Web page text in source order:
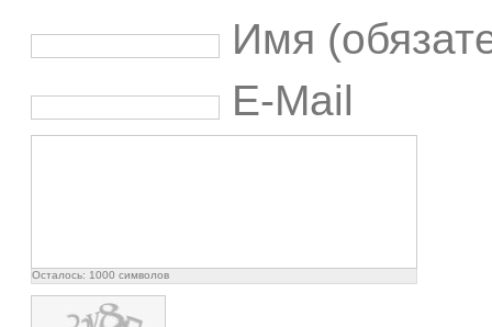
Имя
E-Mail
Осталось: 1000 символов